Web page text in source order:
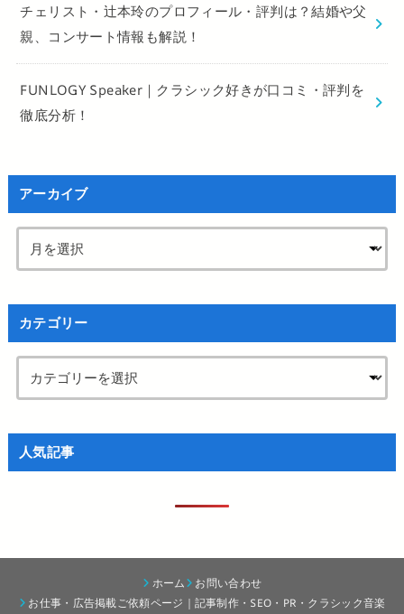
チェリスト・辻本玲のプロフィール・評判は？結婚や父
親、コンサート情報も解説！
FUNLOGY Speaker｜クラシック好きが口コミ・評判を
徹底分析！
アーカイブ
カテゴリー
人気記事
ホーム
お問い合わせ
お仕事・広告掲載ご依頼ページ｜記事制作・SEO・PR・クラシック音楽